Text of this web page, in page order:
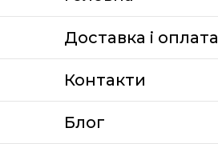
Доставка i оплата
Контакти
Блог